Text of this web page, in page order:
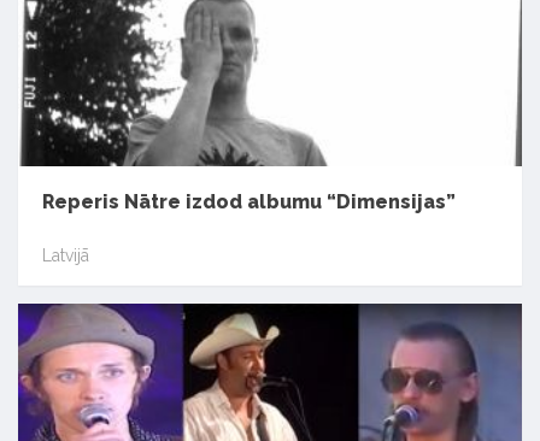
Reperis Nātre izdod albumu “Dimensijas”
Latvijā